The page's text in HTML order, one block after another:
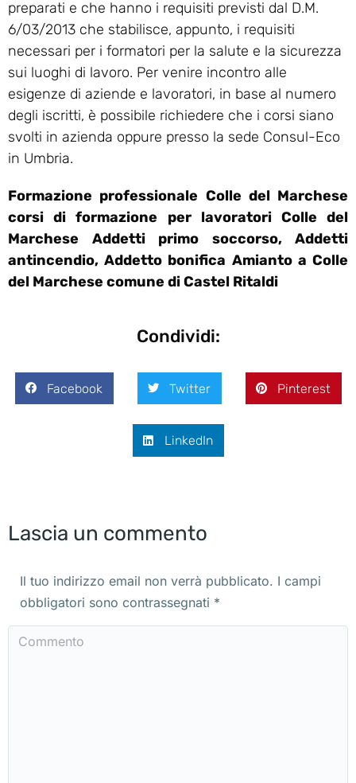
preparati e che hanno i requisiti previsti dal D.M.
6/03/2013 che stabilisce, appunto, i requisiti
necessari per i formatori per la salute e la sicurezza
sui luoghi di lavoro. Per venire incontro alle
esigenze di aziende e lavoratori, in base al numero
degli iscritti, è possibile richiedere che i corsi siano
svolti in azienda oppure presso la sede Consul-Eco
in Umbria.
Formazione professionale Colle del Marchese
corsi di formazione per lavoratori Colle del
Marchese Addetti primo soccorso, Addetti
antincendio, Addetto bonifica Amianto a Colle
del Marchese comune di Castel Ritaldi
Condividi:
Facebook Twitter Pinterest
LinkedIn
Lascia un commento
Il tuo indirizzo email non verrà pubblicato. I campi
obbligatori sono contrassegnati *
Commento